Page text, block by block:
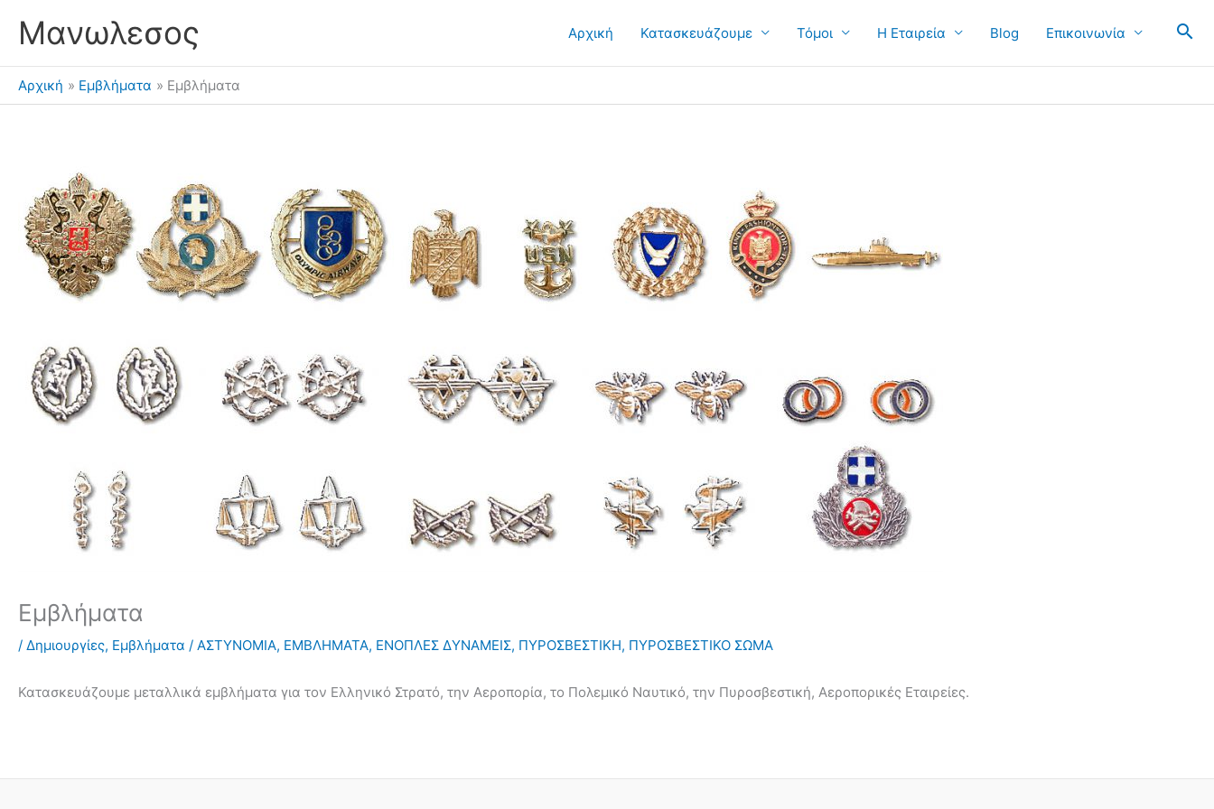
Μανωλεσος Αρχική Κατασκευάζουμε Τόμοι Η Εταιρεία Blog Επικοινωνία
Αρχική Εμβλήματα Εμβλήματα
Εμβλήματα
/ Δημιουργίες, Εμβλήματα / ΑΣΤΥΝΟΜΙΑ, ΕΜΒΛΗΜΑΤΑ, ΕΝΟΠΛΕΣ ΔΥΝΑΜΕΙΣ, ΠΥΡΟΣΒΕΣΤΙΚΗ, ΠΥΡΟΣΒΕΣΤΙΚΟ ΣΩΜΑ
Κατασκευάζουμε μεταλλικά εμβλήματα για τον Ελληνικό Στρατό, την Αεροπορία, το Πολεμικό Ναυτικό, την Πυροσβεστική, Αεροπορικές Εταιρείες.